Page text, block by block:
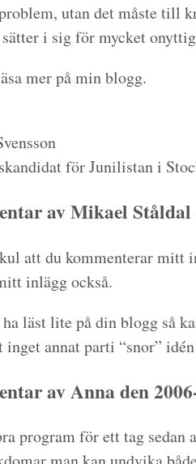
utan det måste till
i sig för mycket
mer på min blogg.
för Junilistan i
av Mikael Ståldal
att du kommenterar mitt
inlägg också.
läst lite på din blogg så
inget annat parti “snor”
av Anna den
program för ett tag sedan